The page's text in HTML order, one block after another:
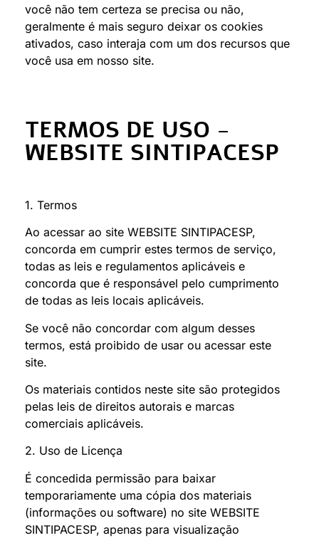
você não tem certeza se precisa ou não,
geralmente é mais seguro deixar os cookies
ativados, caso interaja com um dos recursos que
você usa em nosso site.
TERMOS DE USO -
WEBSITE SINTIPACESP
1. Termos
Ao acessar ao site WEBSITE SINTIPACESP,
concorda em cumprir estes termos de serviço,
todas as leis e regulamentos aplicáveis e
concorda que é responsável pelo cumprimento
de todas as leis locais aplicáveis.
Se você não concordar com algum desses
termos, está proibido de usar ou acessar este
site.
Os materiais contidos neste site são protegidos
pelas leis de direitos autorais e marcas
comerciais aplicáveis.
2. Uso de Licença
É concedida permissão para baixar
temporariamente uma cópia dos materiais
(informações ou software) no site WEBSITE
SINTIPACESP, apenas para visualização